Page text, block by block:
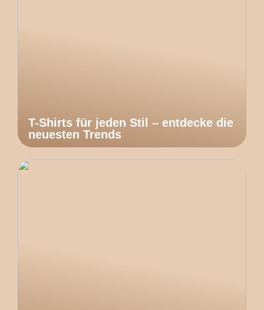
T-Shirts für jeden Stil – entdecke die
neuesten Trends